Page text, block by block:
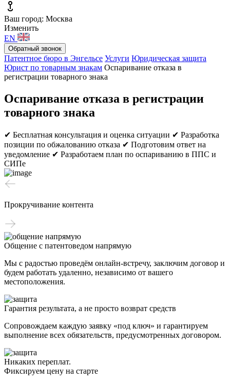
Ваш город: Москва
Изменить
EN
Обратный звонок
Патентное бюро в Энгельсе Услуги Юридическая защита
Юрист по товарным знакам Оспаривание отказа в
регистрации товарного знака
Оспаривание отказа в регистрации
товарного знака
✔ Бесплатная консультация и оценка ситуации ✔ Разработка
позиции по обжалованию отказа ✔ Подготовим ответ на
уведомление ✔ Разработаем план по оспариванию в ППС и
СИПе
Прокручивание контента
Общение с патентоведом напрямую
Мы с радостью проведём онлайн-встречу, заключим договор и
будем работать удаленно, независимо от вашего
местоположения.
Гарантия результата, а не просто возврат средств
Сопровождаем каждую заявку «под ключ» и гарантируем
выполнение всех обязательств, предусмотренных договором.
Никаких переплат.
Фиксируем цену на старте